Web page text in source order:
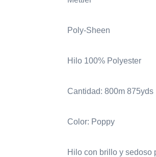
Poly-Sheen
Hilo 100% Polyester
Cantidad: 800m 875yds
Color: Poppy
Hilo con brillo y sedoso